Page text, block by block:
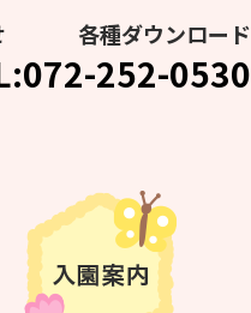
各種ダウンロード
252-0530